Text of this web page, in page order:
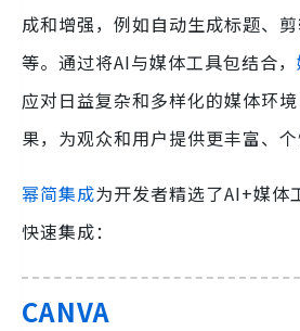
成和增强，例如自动生成标题、
等。通过将AI与媒体工具包结合，
应对日益复杂和多样化的媒体环
果，为观众和用户提供更丰富、个
幂简集成为开发者精选了AI+媒体
快速集成：
CANVA